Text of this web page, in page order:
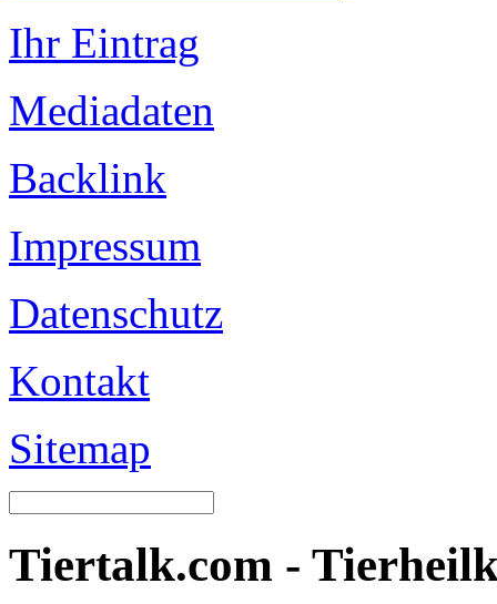
Ihr Eintrag
Mediadaten
Backlink
Impressum
Datenschutz
Kontakt
Sitemap
Tiertalk.com -